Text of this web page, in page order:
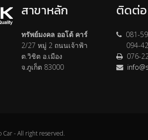
สาขาหลัก
ทรัพย์มงคล ออโต้ คาร์
2/27 หมู่ 2 ถนนเจ้าฟ้า
ต.วิชิต อ.เมือง
จ.ภูเก็ต 83000
ติดต่
081-
094-
076-
Car - All right reserved.